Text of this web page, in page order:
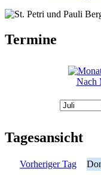
Termine
Nach
Tagesansicht
Vorheriger Tag